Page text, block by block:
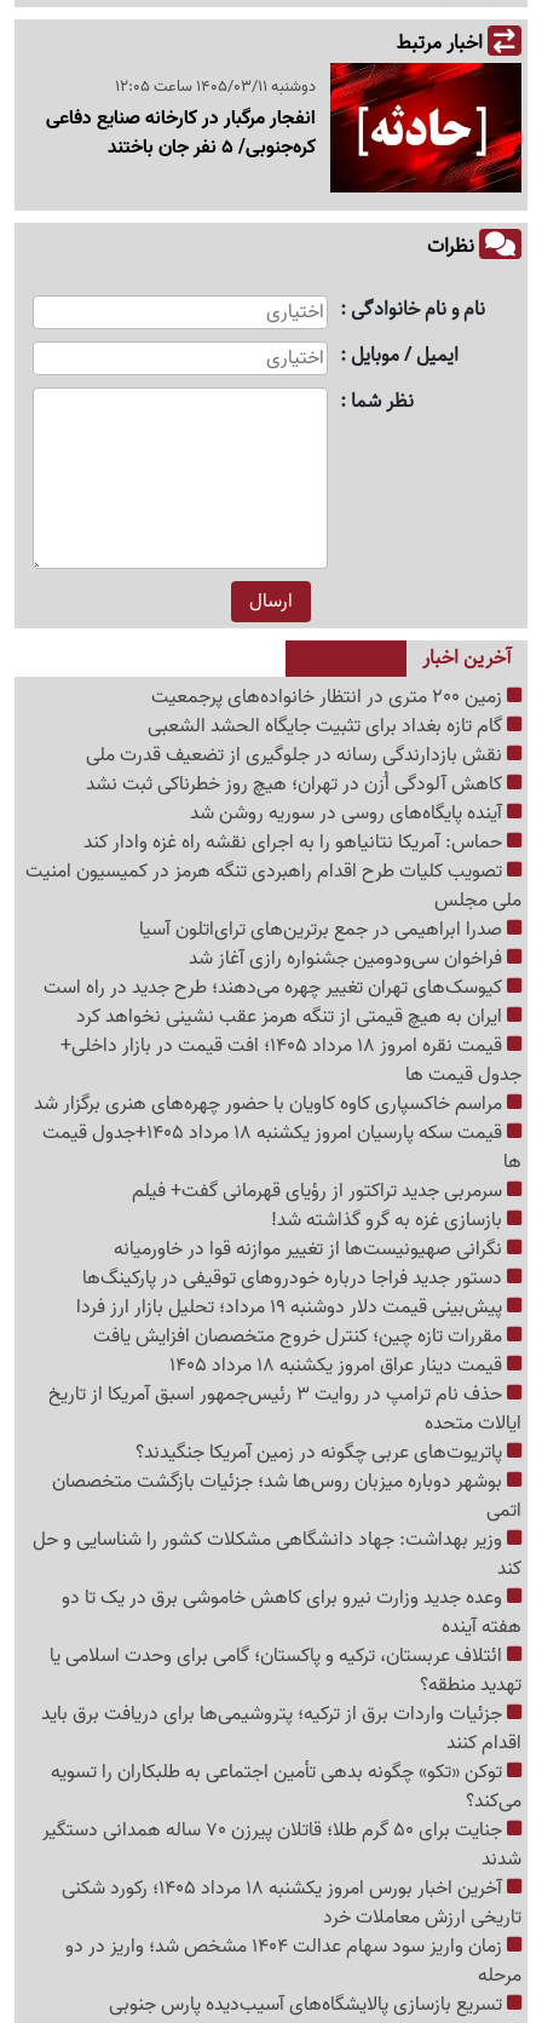
اخبار مرتبط
دوشنبه 1405/03/11 ساعت 12:05
انفجار مرگبار در کارخانه صنایع دفاعی
کره‌جنوبی/ 5 نفر جان باختند
نظرات
نام و نام خانوادگی
ایمیل / موبایل
نظر شما
آخرین اخبار
زمین 200 متری در انتظار خانواده‌های پرجمعیت
گام تازه بغداد برای تثبیت جایگاه الحشد الشعبی
نقش بازدارندگی رسانه در جلوگیری از تضعیف قدرت ملی
کاهش آلودگی اُزن در تهران؛ هیچ روز خطرناکی ثبت نشد
آینده پایگاه‌های روسی در سوریه روشن شد
حماس: آمریکا نتانیاهو را به اجرای نقشه راه غزه وادار کند
تصویب کلیات طرح اقدام راهبردی تنگه هرمز در کمیسیون امنیت
ملی مجلس
صدرا ابراهیمی در جمع برترین‌های ترای‌اتلون آسیا
فراخوان سی‌ودومین جشنواره رازی آغاز شد
کیوسک‌های تهران تغییر چهره می‌دهند؛ طرح جدید در راه است
ایران به هیچ قیمتی از تنگه هرمز عقب نشینی نخواهد کرد
قیمت نقره امروز 18 مرداد 1405؛ افت قیمت در بازار داخلی+
جدول قیمت ها
مراسم خاکسپاری کاوه کاویان با حضور چهره‌های هنری برگزار شد
قیمت سکه پارسیان امروز یکشنبه 18 مرداد 1405+جدول قیمت
ها
سرمربی جدید تراکتور از رؤیای قهرمانی گفت+ فیلم
بازسازی غزه به گرو گذاشته شد!
نگرانی صهیونیست‌ها از تغییر موازنه قوا در خاورمیانه
دستور جدید فراجا درباره خودروهای توقیفی در پارکینگ‌ها
پیش‌بینی قیمت دلار دوشنبه 19 مرداد؛ تحلیل بازار ارز فردا
مقررات تازه چین؛ کنترل خروج متخصصان افزایش یافت
قیمت دینار عراق امروز یکشنبه 18 مرداد 1405
حذف نام ترامپ در روایت 3 رئیس‌جمهور اسبق آمریکا از تاریخ
ایالات متحده
پاتریوت‌های عربی چگونه در زمین آمریکا جنگیدند؟
بوشهر دوباره میزبان روس‌ها شد؛ جزئیات بازگشت متخصصان
اتمی
وزیر بهداشت: جهاد دانشگاهی مشکلات کشور را شناسایی و حل
کند
وعده جدید وزارت نیرو برای کاهش خاموشی برق در یک تا دو
هفته آینده
ائتلاف عربستان، ترکیه و پاکستان؛ گامی برای وحدت اسلامی یا
تهدید منطقه؟
جزئیات واردات برق از ترکیه؛ پتروشیمی‌ها برای دریافت برق باید
اقدام کنند
توکن «تکو» چگونه بدهی تأمین اجتماعی به طلبکاران را تسویه
می‌کند؟
جنایت برای 50 گرم طلا؛ قاتلان پیرزن 70 ساله همدانی دستگیر
شدند
آخرین اخبار بورس امروز یکشنبه 18 مرداد 1405؛ رکورد شکنی
تاریخی ارزش معاملات خرد
زمان واریز سود سهام عدالت 1404 مشخص شد؛ واریز در دو
مرحله
تسریع بازسازی پالایشگاه‌های آسیب‌دیده پارس جنوبی